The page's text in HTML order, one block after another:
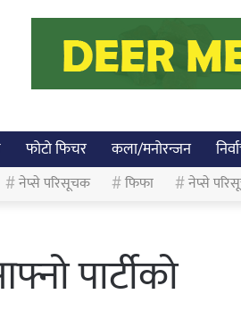
फोटो फिचर कला/मनोरन्जन
नेप्से परिसूचक फिफा नेप्से
पार्टीको